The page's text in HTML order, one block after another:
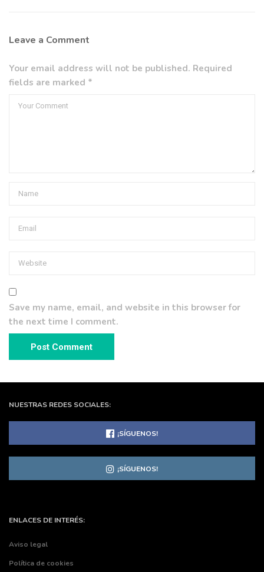
Leave a Comment
Your email address will not be published. Required
fields are marked *
Save my name, email, and website in this browser for
the next time I comment.
NUESTRAS REDES SOCIALES:
¡SÍGUENOS!
¡SÍGUENOS!
ENLACES DE INTERÉS:
Aviso legal
Política de cookies